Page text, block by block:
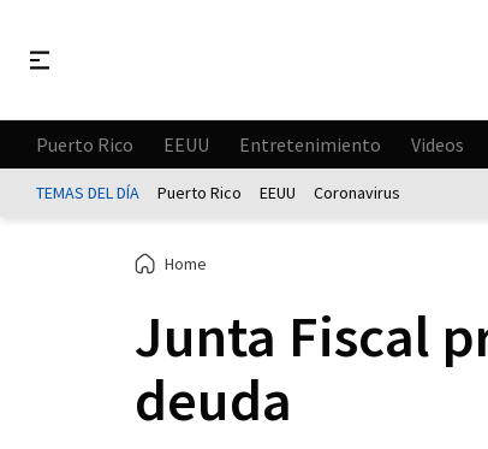
Puerto Rico EEUU Entretenimiento Videos
TEMAS DEL DÍA Puerto Rico EEUU Coronavirus
Home
Junta Fiscal
deuda